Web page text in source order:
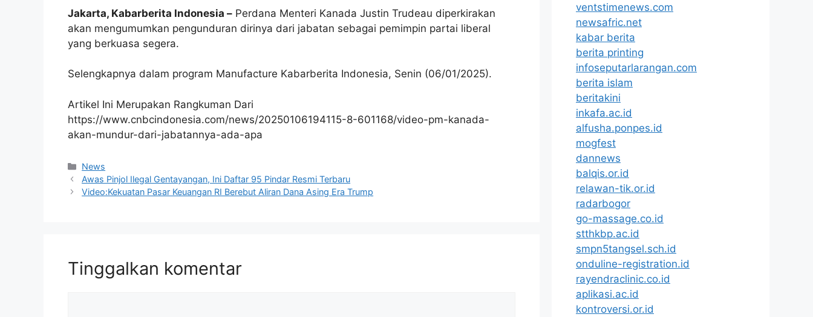
Jakarta, Kabarberita Indonesia – Perdana Menteri Kanada Justin Trudeau diperkirakan
akan mengumumkan pengunduran dirinya dari jabatan sebagai pemimpin partai liberal
yang berkuasa segera.
Selengkapnya dalam program Manufacture Kabarberita Indonesia, Senin (06/01/2025).
Artikel Ini Merupakan Rangkuman Dari
https://www.cnbcindonesia.com/news/20250106194115-8-601168/video-pm-kanada-
akan-mundur-dari-jabatannya-ada-apa
Kategori
News
Awas Pinjol Ilegal Gentayangan, Ini Daftar 95 Pindar Resmi Terbaru
Video:Kekuatan Pasar Keuangan RI Berebut Aliran Dana Asing Era Trump
Tinggalkan komentar
ventstimenews.com
newsafric.net
kabar berita
berita printing
infoseputarlarangan.com
berita islam
beritakini
inkafa.ac.id
alfusha.ponpes.id
mogfest
dannews
balqis.or.id
relawan-tik.or.id
radarbogor
go-massage.co.id
stthkbp.ac.id
smpn5tangsel.sch.id
onduline-registration.id
rayendraclinic.co.id
aplikasi.ac.id
kontroversi.or.id